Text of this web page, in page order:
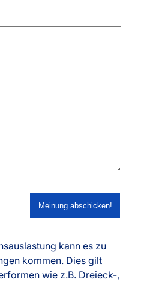
kann es zu
kommen. Dies gilt
wie z.B. Dreieck-,